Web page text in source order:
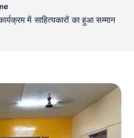
में साहित्यकारों का हुआ सम्मान